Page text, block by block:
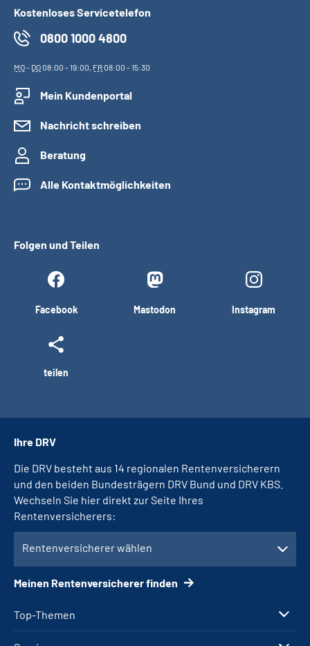
Kostenloses Servicetelefon
0800 1000 4800
MO- DO08:00 - 19:00, FR08:00 - 15:30
Mein Kundenportal
Nachricht schreiben
Beratung
Alle Kontaktmöglichkeiten
Folgen und Teilen
Facebook Mastodon Instagram
teilen
Top-Themen
Ihre DRV
Die DRV besteht aus 14 regionalen Rentenversicherern
und den beiden Bundesträgern DRV Bund und DRV KBS.
Wechseln Sie hier direkt zur Seite Ihres
Rentenversicherers:
Rentenversicherer wählen
Meinen Rentenversicherer finden